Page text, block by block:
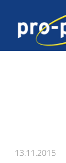
13.11.2015